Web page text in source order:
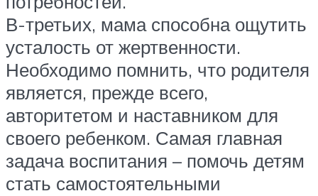
В-третьих, мама способна ощутить
усталость от жертвенности.
Необходимо помнить, что родителя
является, прежде всего,
авторитетом и наставником для
своего ребенком. Самая главная
задача воспитания – помочь детям
стать самостоятельными